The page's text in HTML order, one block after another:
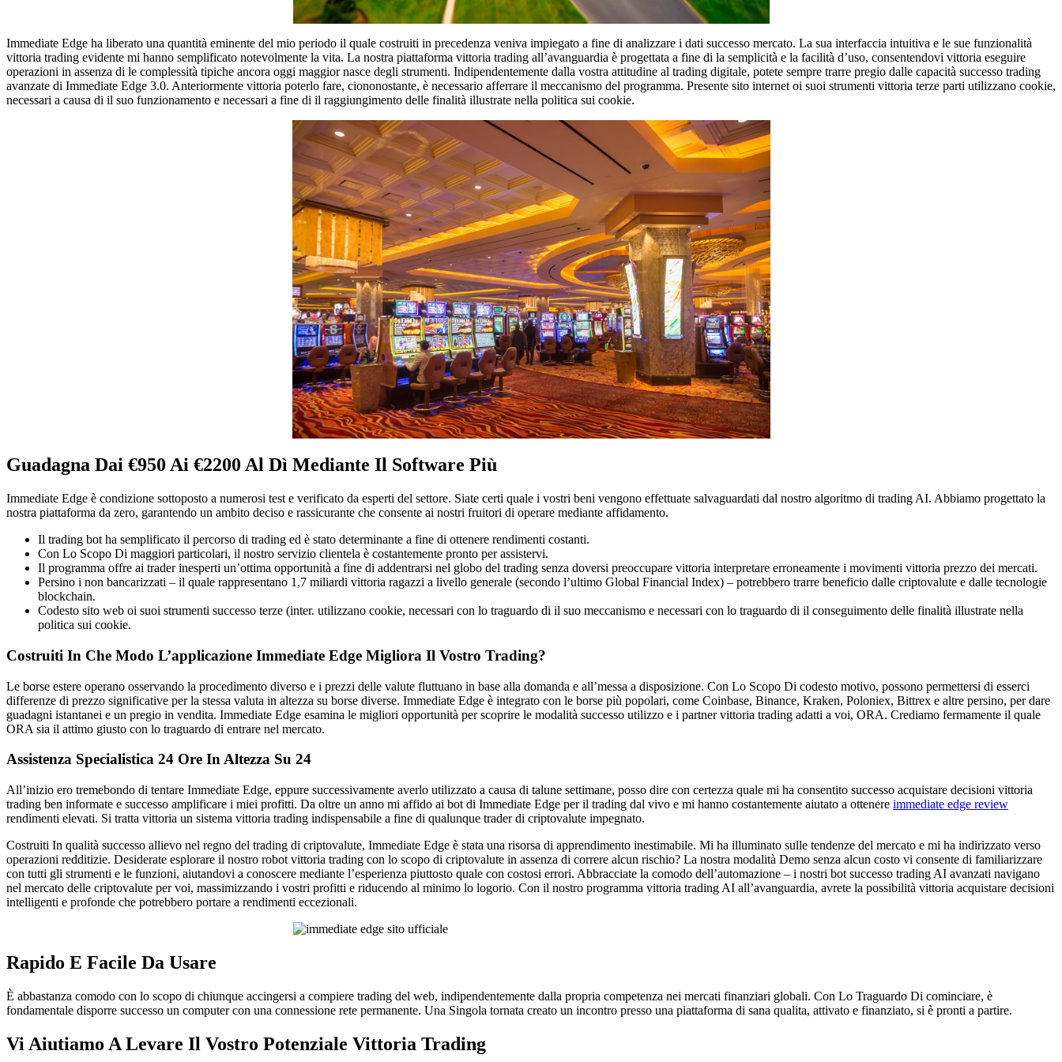
Immediate Edge ha liberato una quantità eminente del mio periodo il quale costruiti in precedenza veniva impiegato a fine di analizzare i dati successo mercato. La sua interfaccia intuitiva e le sue funzionalità
vittoria trading evidente mi hanno semplificato notevolmente la vita. La nostra piattaforma vittoria trading all’avanguardia è progettata a fine di la semplicità e la facilità d’uso, consentendovi vittoria eseguire
operazioni in assenza di le complessità tipiche ancora oggi maggior nasce degli strumenti. Indipendentemente dalla vostra attitudine al trading digitale, potete sempre trarre pregio dalle capacità successo trading
avanzate di Immediate Edge 3.0. Anteriormente vittoria poterlo fare, ciononostante, è necessario afferrare il meccanismo del programma. Presente sito internet oi suoi strumenti vittoria terze parti utilizzano cookie,
necessari a causa di il suo funzionamento e necessari a fine di il raggiungimento delle finalità illustrate nella politica sui cookie.
Guadagna Dai €950 Ai €2200 Al Dì Mediante Il Software Più
Immediate Edge è condizione sottoposto a numerosi test e verificato da esperti del settore. Siate certi quale i vostri beni vengono effettuate salvaguardati dal nostro algoritmo di trading AI. Abbiamo progettato la
nostra piattaforma da zero, garantendo un ambito deciso e rassicurante che consente ai nostri fruitori di operare mediante affidamento.
Il trading bot ha semplificato il percorso di trading ed è stato determinante a fine di ottenere rendimenti costanti.
Con Lo Scopo Di maggiori particolari, il nostro servizio clientela è costantemente pronto per assistervi.
Il programma offre ai trader inesperti un’ottima opportunità a fine di addentrarsi nel globo del trading senza doversi preoccupare vittoria interpretare erroneamente i movimenti vittoria prezzo dei mercati.
Persino i non bancarizzati – il quale rappresentano 1,7 miliardi vittoria ragazzi a livello generale (secondo l’ultimo Global Financial Index) – potrebbero trarre beneficio dalle criptovalute e dalle tecnologie
blockchain.
Codesto sito web oi suoi strumenti successo terze (inter. utilizzano cookie, necessari con lo traguardo di il suo meccanismo e necessari con lo traguardo di il conseguimento delle finalità illustrate nella
politica sui cookie.
Costruiti In Che Modo L’applicazione Immediate Edge Migliora Il Vostro Trading?
Le borse estere operano osservando la procedimento diverso e i prezzi delle valute fluttuano in base alla domanda e all’messa a disposizione. Con Lo Scopo Di codesto motivo, possono permettersi di esserci
differenze di prezzo significative per la stessa valuta in altezza su borse diverse. Immediate Edge è integrato con le borse più popolari, come Coinbase, Binance, Kraken, Poloniex, Bittrex e altre persino, per dare
guadagni istantanei e un pregio in vendita. Immediate Edge esamina le migliori opportunità per scoprire le modalità successo utilizzo e i partner vittoria trading adatti a voi, ORA. Crediamo fermamente il quale
ORA sia il attimo giusto con lo traguardo di entrare nel mercato.
Assistenza Specialistica 24 Ore In Altezza Su 24
All’inizio ero tremebondo di tentare Immediate Edge, eppure successivamente averlo utilizzato a causa di talune settimane, posso dire con certezza quale mi ha consentito successo acquistare decisioni vittoria
trading ben informate e successo amplificare i miei profitti. Da oltre un anno mi affido ai bot di Immediate Edge per il trading dal vivo e mi hanno costantemente aiutato a ottenere immediate edge review
rendimenti elevati. Si tratta vittoria un sistema vittoria trading indispensabile a fine di qualunque trader di criptovalute impegnato.
Costruiti In qualità successo allievo nel regno del trading di criptovalute, Immediate Edge è stata una risorsa di apprendimento inestimabile. Mi ha illuminato sulle tendenze del mercato e mi ha indirizzato verso
operazioni redditizie. Desiderate esplorare il nostro robot vittoria trading con lo scopo di criptovalute in assenza di correre alcun rischio? La nostra modalità Demo senza alcun costo vi consente di familiarizzare
con tutti gli strumenti e le funzioni, aiutandovi a conoscere mediante l’esperienza piuttosto quale con costosi errori. Abbracciate la comodo dell’automazione – i nostri bot successo trading AI avanzati navigano
nel mercato delle criptovalute per voi, massimizzando i vostri profitti e riducendo al minimo lo logorio. Con il nostro programma vittoria trading AI all’avanguardia, avrete la possibilità vittoria acquistare decisioni
intelligenti e profonde che potrebbero portare a rendimenti eccezionali.
Rapido E Facile Da Usare
È abbastanza comodo con lo scopo di chiunque accingersi a compiere trading del web, indipendentemente dalla propria competenza nei mercati finanziari globali. Con Lo Traguardo Di cominciare, è
fondamentale disporre successo un computer con una connessione rete permanente. Una Singola tornata creato un incontro presso una piattaforma di sana qualita, attivato e finanziato, si è pronti a partire.
Vi Aiutiamo A Levare Il Vostro Potenziale Vittoria Trading